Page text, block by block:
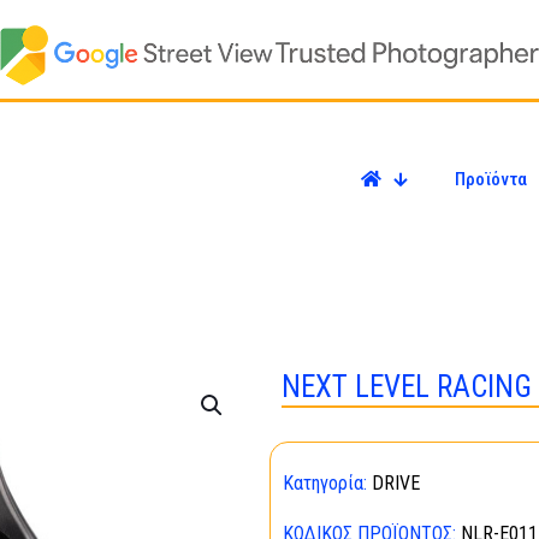
Προϊόντα
ΝΕΧΤ LΕVΕL
Κατηγορία: DRIVE
ΚΩΔΙΚΌΣ ΠΡΟΪΌΝΤΟΣ: ΝLR-Ε011